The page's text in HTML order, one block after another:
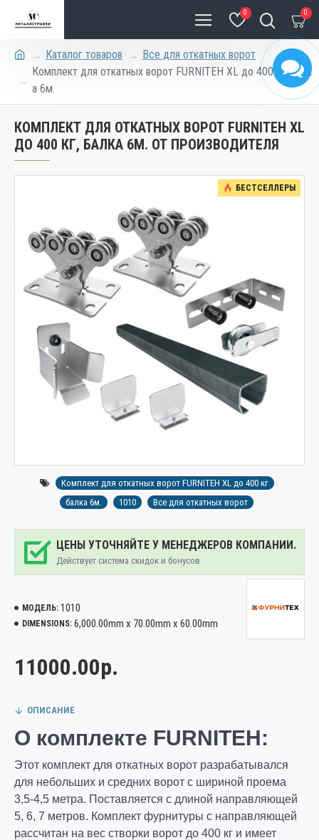
0 0
Каталог товаров
Все для откатных ворот
Комплект для откатных ворот FURNITEH XL до 400 кг, балк
а 6м.
КОМПЛЕКТ ДЛЯ ОТКАТНЫХ ВОРОТ FURNITEH XL
ДО 400 КГ, БАЛКА 6М. ОТ ПРОИЗВОДИТЕЛЯ
БЕСТСЕЛЛЕРЫ
Комплект для откатных ворот FURNITEH XL до 400 кг
балка 6м.
1010 Все для откатных ворот
ЦЕНЫ УТОЧНЯЙТЕ У МЕНЕДЖЕРОВ КОМПАНИИ.
Действует система скидок и бонусов
МОДЕЛЬ: 1010
DIMENSIONS: 6,000.00mm x 70.00mm x 60.00mm
11000.00р.
ОПИСАНИЕ
О комплекте FURNITEH:
Этот комплект для откатных ворот разрабатывался
для небольших и средних ворот с шириной проема
3,5-4,5 метра. Поставляется с длиной направляющей
5, 6, 7 метров. Комплект фурнитуры с направляющей
рассчитан на вес створки ворот до 400 кг и имеет